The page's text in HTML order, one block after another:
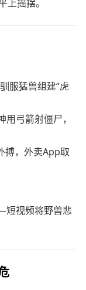
摇摆。
服猛兽组建“虎
用弓箭射僵尸，
搏，外卖App取
视频将野兽悲